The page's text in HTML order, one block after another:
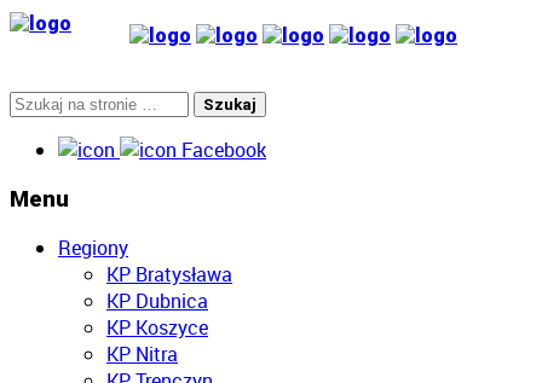
Facebook
Menu
Regiony
KP Bratysława
KP Dubnica
KP Koszyce
KP Nitra